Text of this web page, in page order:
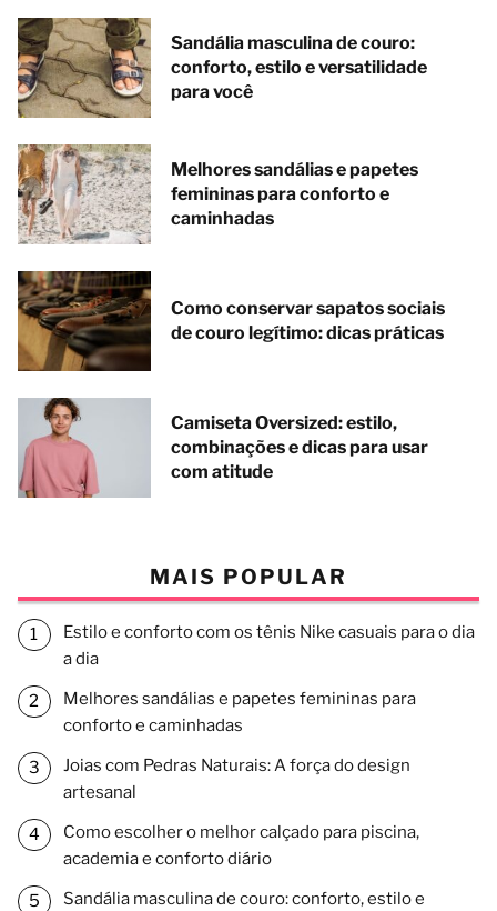
Sandália masculina de couro:
conforto, estilo e versatilidade
para você
Melhores sandálias e papetes
femininas para conforto e
caminhadas
Como conservar sapatos sociais
de couro legítimo: dicas práticas
Camiseta Oversized: estilo,
combinações e dicas para usar
com atitude
MAIS POPULAR
Estilo e conforto com os tênis Nike casuais para o dia
a dia
Melhores sandálias e papetes femininas para
conforto e caminhadas
Joias com Pedras Naturais: A força do design
artesanal
Como escolher o melhor calçado para piscina,
academia e conforto diário
Sandália masculina de couro: conforto, estilo e